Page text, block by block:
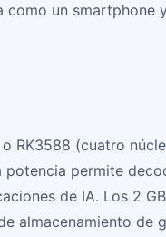
un smartphone
RK3588 (cuatro
potencia permite
de IA. Los 2
almacenamiento de